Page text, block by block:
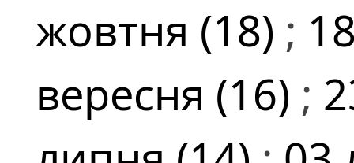
жовтня (18) ;
вересня (16) ;